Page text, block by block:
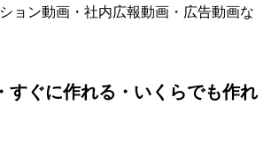
ョン動画・社内広報動画・広告動画な
すぐに作れる・いくらでも作れ